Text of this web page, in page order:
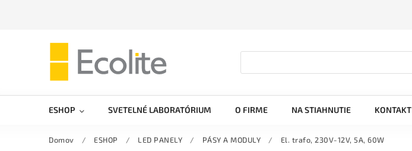
ESHOP SVETELNÉ LABORATÓRIUM O FIRME NA STIAHNUTIE KONTAKT
Domov / ESHOP / LED PANELY / PÁSY A MODULY / El. trafo, 230V-12V, 5A, 60W